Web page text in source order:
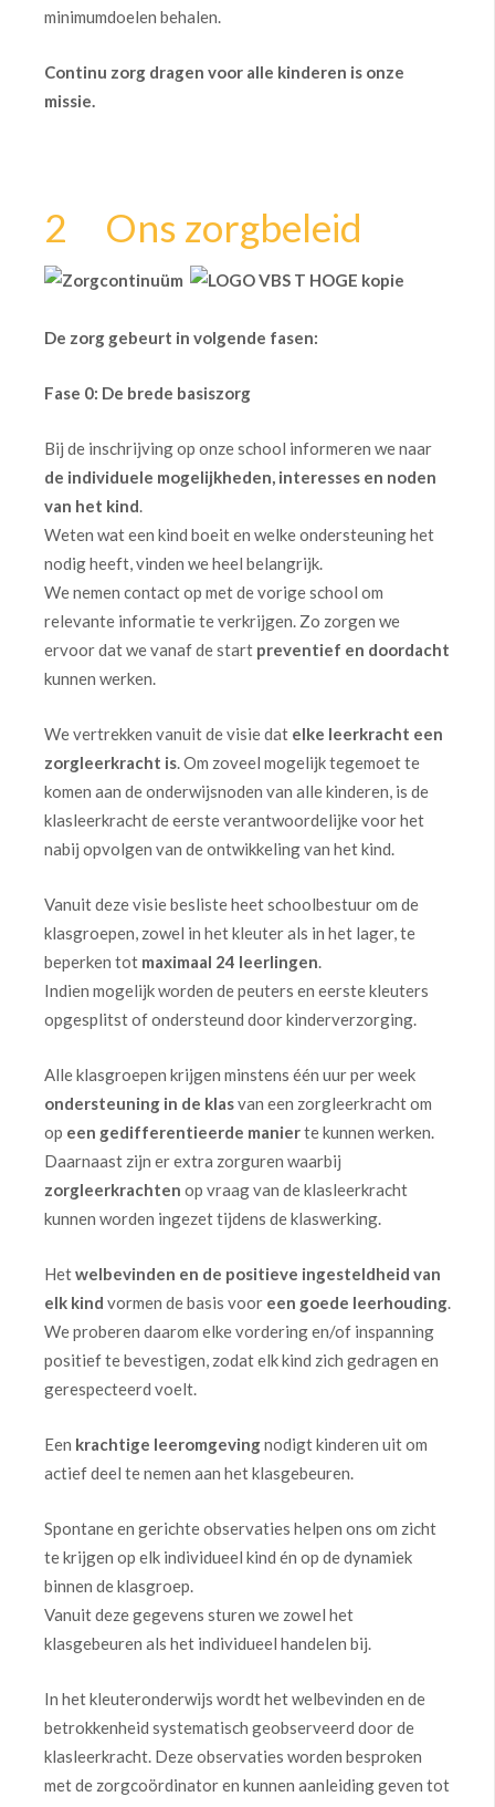
minimumdoelen behalen.
Continu zorg dragen voor alle kinderen is onze
missie.
2 Ons zorgbeleid
De zorg gebeurt in volgende fasen:
Fase 0: De brede basiszorg
Bij de inschrijving op onze school informeren we naar
de individuele mogelijkheden, interesses en noden
van het kind.
Weten wat een kind boeit en welke ondersteuning het
nodig heeft, vinden we heel belangrijk.
We nemen contact op met de vorige school om
relevante informatie te verkrijgen. Zo zorgen we
ervoor dat we vanaf de start preventief en doordacht
kunnen werken.
We vertrekken vanuit de visie dat elke leerkracht een
zorgleerkracht is. Om zoveel mogelijk tegemoet te
komen aan de onderwijsnoden van alle kinderen, is de
klasleerkracht de eerste verantwoordelijke voor het
nabij opvolgen van de ontwikkeling van het kind.
Vanuit deze visie besliste heet schoolbestuur om de
klasgroepen, zowel in het kleuter als in het lager, te
beperken tot maximaal 24 leerlingen.
Indien mogelijk worden de peuters en eerste kleuters
opgesplitst of ondersteund door kinderverzorging.
Alle klasgroepen krijgen minstens één uur per week
ondersteuning in de klasvan een zorgleerkracht om
op een gedifferentieerde manierte kunnen werken.
Daarnaast zijn er extra zorguren waarbij
zorgleerkrachten op vraag van de klasleerkracht
kunnen worden ingezet tijdens de klaswerking.
Hetwelbevinden en de positieve ingesteldheid van
elk kind vormen de basis voor een goede leerhouding.
We proberen daarom elke vordering en/of inspanning
positief te bevestigen, zodat elk kind zich gedragen en
gerespecteerd voelt.
Een krachtige leeromgevingnodigt kinderen uit om
actief deel te nemen aan het klasgebeuren.
Spontane en gerichte observaties helpen ons om zicht
te krijgen op elk individueel kind én op de dynamiek
binnen de klasgroep.
Vanuit deze gegevens sturen we zowel het
klasgebeuren als het individueel handelen bij.
In het kleuteronderwijs wordt het welbevinden en de
betrokkenheid systematisch geobserveerd door de
klasleerkracht. Deze observaties worden besproken
met de zorgcoördinator en kunnen aanleiding geven tot